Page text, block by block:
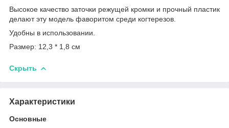
Высокое качество заточки режущей кромки и прочный пластик
делают эту модель фаворитом среди когтерезов.
Удобны в использовании.
Размер: 12,3 * 1,8 см
Скрыть
Характеристики
Основные